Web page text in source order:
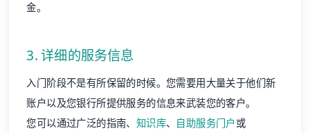
金。
3. 详细的服务信息
入门阶段不是有所保留的时候。您需要用大量关于他们新
账户以及您银行所提供服务的信息来武装您的客户。
您可以通过广泛的指南、 知识库、 自助服务门户或